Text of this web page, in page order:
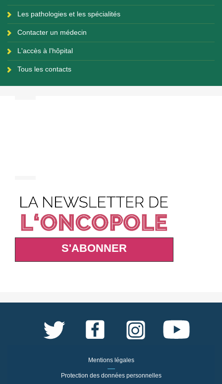
Les pathologies et les spécialités
Contacter un médecin
L'accès à l'hôpital
Tous les contacts
S'ABONNER
Mentions légales
Protection des données personnelles